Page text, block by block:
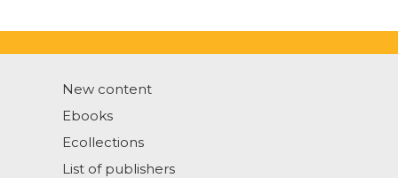
New content
Ebooks
Ecollections
List of publishers